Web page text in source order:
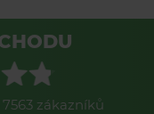
zákazníků